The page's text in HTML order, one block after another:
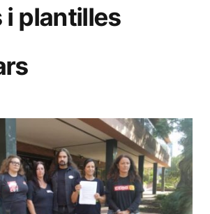
i plantilles